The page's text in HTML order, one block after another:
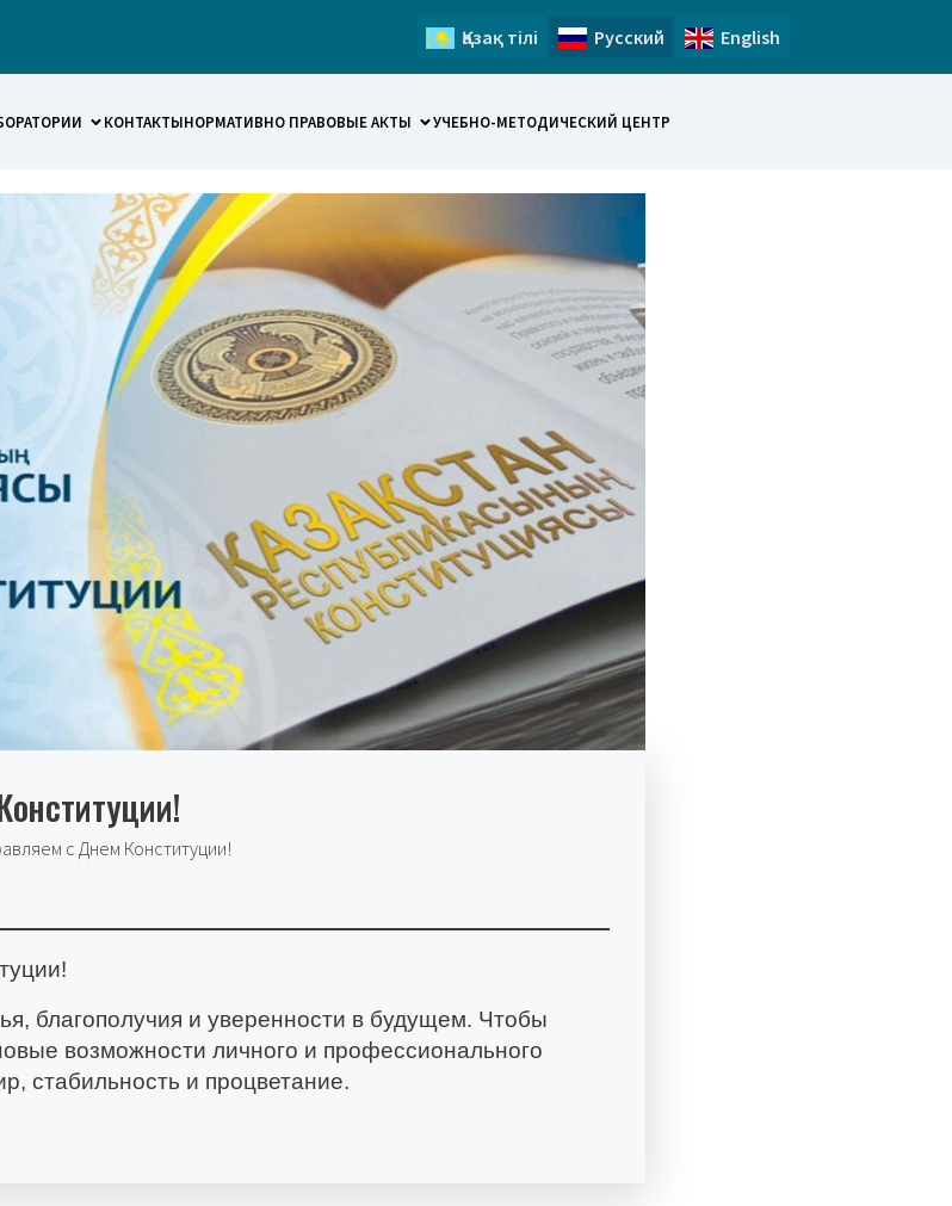
Қазақ тілі Русский English
КОНТАКТЫНОРМАТИВНО ПРАВОВЫЕ АКТЫ УЧЕБНО-МЕТОДИЧЕСКИЙ ЦЕНТР
с Днем Конституции!
благополучия и уверенности в будущем. Чтобы
возможности личного и профессионального
стабильность и процветание.